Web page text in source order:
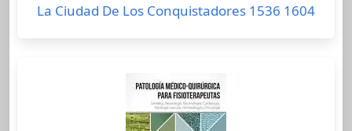
La Ciudad De Los Conquistadores 1536 1604